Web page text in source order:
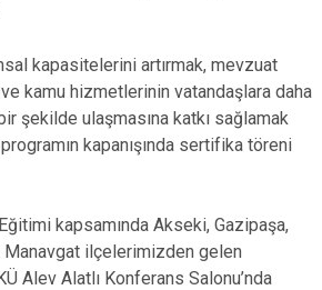
kapasitelerini artırmak, mevzuat
kamu hizmetlerinin vatandaşlara daha
şekilde ulaşmasına katkı sağlamak
kapanışında sertifika töreni
kapsamında Akseki, Gazipaşa,
Manavgat ilçelerimizden gelen
Alev Alatlı Konferans Salonu’nda